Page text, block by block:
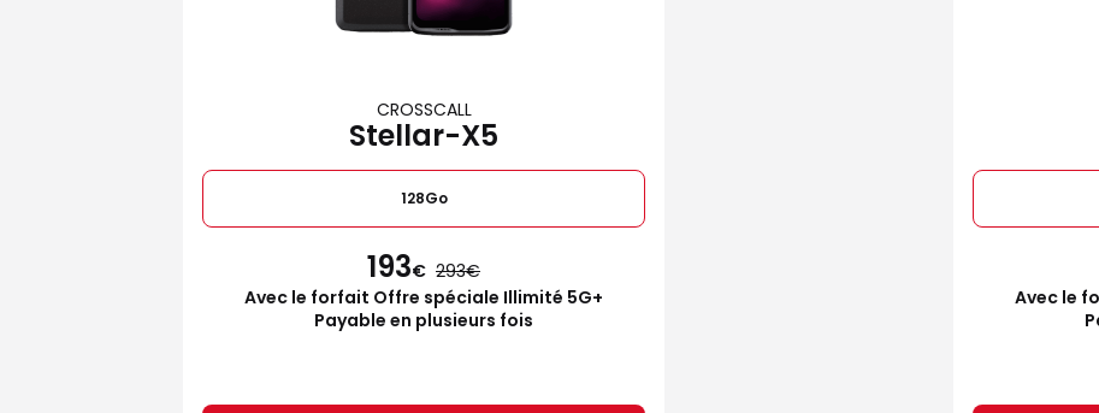
CROSSCALL
Stellar-X5
128Go
193€ 293
Avec le forfait Offre spéciale Illimité 5G+
Payable en plusieurs fois
Avec le